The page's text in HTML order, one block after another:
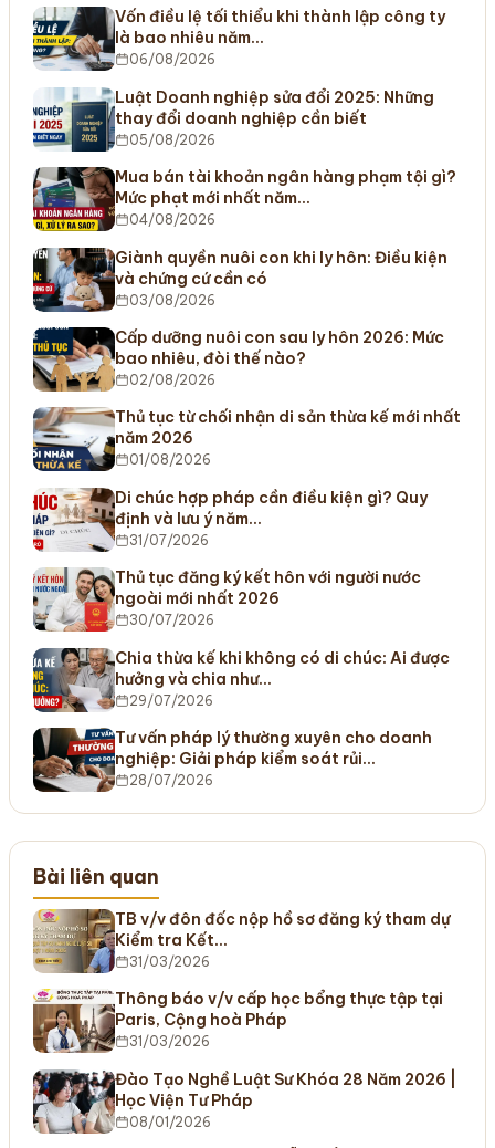
Vốn điều lệ tối thiểu khi thành lập công ty
là bao nhiêu năm…
06/08/2026
Luật Doanh nghiệp sửa đổi 2025: Những
thay đổi doanh nghiệp cần biết
05/08/2026
Mua bán tài khoản ngân hàng phạm tội gì?
Mức phạt mới nhất năm…
04/08/2026
Giành quyền nuôi con khi ly hôn: Điều kiện
và chứng cứ cần có
03/08/2026
Cấp dưỡng nuôi con sau ly hôn 2026: Mức
bao nhiêu, đòi thế nào?
02/08/2026
Thủ tục từ chối nhận di sản thừa kế mới nhất
năm 2026
01/08/2026
Di chúc hợp pháp cần điều kiện gì? Quy
định và lưu ý năm…
31/07/2026
Thủ tục đăng ký kết hôn với người nước
ngoài mới nhất 2026
30/07/2026
Chia thừa kế khi không có di chúc: Ai được
hưởng và chia như…
29/07/2026
Tư vấn pháp lý thường xuyên cho doanh
nghiệp: Giải pháp kiểm soát rủi…
28/07/2026
Bài liên quan
TB v/v đôn đốc nộp hồ sơ đăng ký tham dự
Kiểm tra Kết…
31/03/2026
Thông báo v/v cấp học bổng thực tập tại
Paris, Cộng hoà Pháp
31/03/2026
Đào Tạo Nghề Luật Sư Khóa 28 Năm 2026 |
Học Viện Tư Pháp
08/01/2026